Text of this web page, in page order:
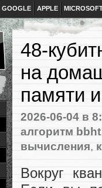
GOOGLE APPLE
48-
на
памяти
2026-06-04 в
алгоритм bbht
вычисления,
Вокруг